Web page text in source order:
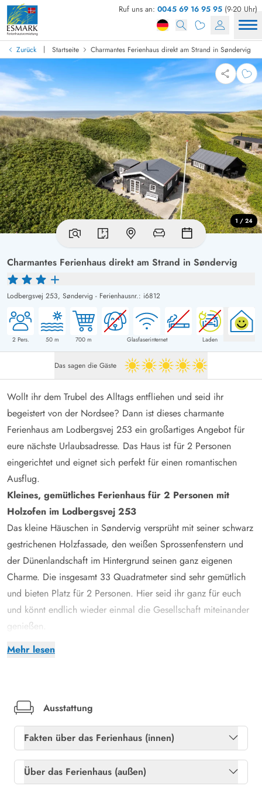
Ruf uns an: 0045 69 16 95 95 (9-20 Uhr)
Zurück | Startseite Charmantes Ferienhaus direkt am Strand in Søndervig
Charmantes Ferienhaus direkt am Strand in Søndervig
Lodbergsvej 253, Søndervig - Ferienhausnr.: i6812
2 Pers. 50m 700 m Glasfaserinternet Laden
1 / 24
Das sagen die Gäste 5 von 5
Mehr lesen
Wollt ihr dem Trubel des Alltags entfliehen und seid ihr
begeistert von der Nordsee? Dann ist dieses charmante
Ferienhaus am Lodbergsvej 253 ein großartiges Angebot für
eure nächste Urlaubsadresse. Das Haus ist für 2 Personen
eingerichtet und eignet sich perfekt für einen romantischen
Ausflug.
Kleines, gemütliches Ferienhaus für 2 Personen mit
Holzofen im Lodbergsvej 253
Das kleine Häuschen in Søndervig versprüht mit seiner schwarz
gestrichenen Holzfassade, den weißen Sprossenfenstern und
der Dünenlandschaft im Hintergrund seinen ganz eigenen
Charme. Die insgesamt 33 Quadratmeter sind sehr gemütlich
und bieten Platz für 2 Personen. Hier seid ihr ganz für euch
und könnt endlich wieder einmal die Gesellschaft miteinander
genießen.
Die Küche ist mit einem Mini-Backofen und einem Kochfeld
knisternden Flammen des Ofens zuschauen. Auf dem Fernseher
ist es möglich, Filme und Serien zu streamen. Es gibt jedoch
keine normalen deutschen Fernsehsender in diesem Ferienhaus.
Es gibt ein separates Schlafzimmer mit Doppelbett und das
Badezimmer ist mit Fußbodenheizung ausgestattet. Kalte Füße
Ausstattung
Fakten über das Ferienhaus (innen)
Freies Glasfasernetz
Ja
Über das Ferienhaus (außen)